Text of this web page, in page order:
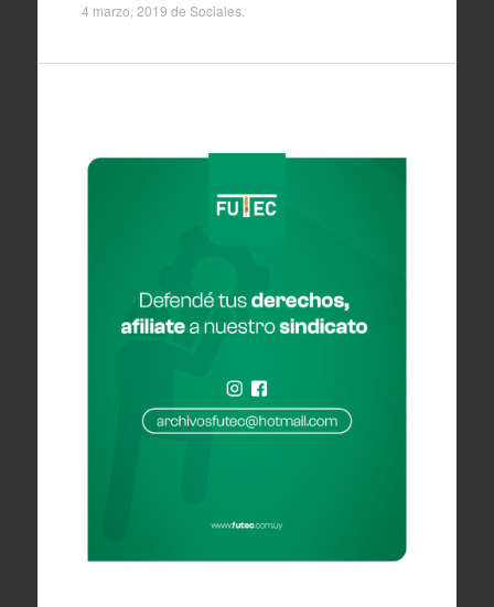
4 marzo, 2019 de Sociales.